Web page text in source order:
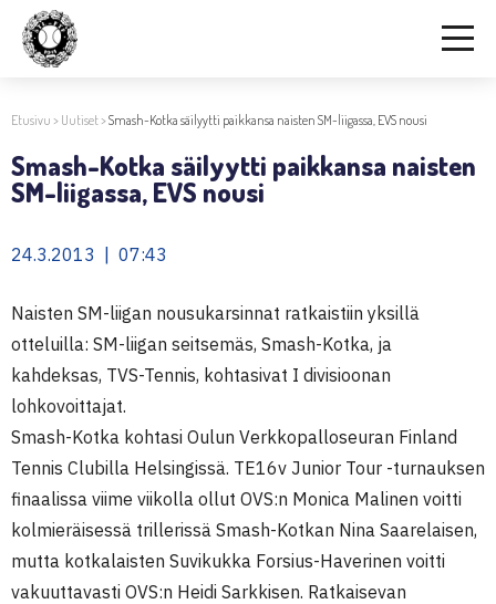
Etusivu > Uutiset>Smash-Kotka säilyytti paikkansa naisten SM-liigassa, EVS nousi
Smash-Kotka säilyytti paikkansa naisten
SM-liigassa, EVS nousi
24.3.2013 | 07:43
Naisten SM-liigan nousukarsinnat ratkaistiin yksillä
otteluilla: SM-liigan seitsemäs, Smash-Kotka, ja
kahdeksas, TVS-Tennis, kohtasivat I divisioonan
lohkovoittajat.
Smash-Kotka kohtasi Oulun Verkkopalloseuran Finland
Tennis Clubilla Helsingissä. TE16v Junior Tour -turnauksen
finaalissa viime viikolla ollut OVS:n Monica Malinen voitti
kolmieräisessä trillerissä Smash-Kotkan Nina Saarelaisen,
mutta kotkalaisten Suvikukka Forsius-Haverinen voitti
vakuuttavasti OVS:n Heidi Sarkkisen. Ratkaisevan